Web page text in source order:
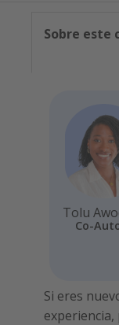
Sobre este
Tolu
Co-
Si eres